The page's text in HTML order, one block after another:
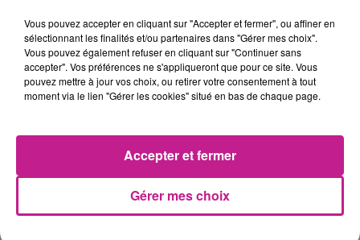
DAVID GUETTA
Save Me Tonight
MUSE
Nightshift Superstar
GIMS
Emprise
17h03
17h03
Color Gitano
17h00
17h00
RIVIERA
She Doesn't Mind
16h56
16h56
Obsessione
Vous pouvez accepter en cliquant sur "Accepter et fermer", ou affiner en
sélectionnant les finalités et/ou partenaires dans "Gérer mes choix".
Vous pouvez également refuser en cliquant sur "Continuer sans
accepter". Vos préférences ne s'appliqueront que pour ce site. Vous
pouvez mettre à jour vos choix, ou retirer votre consentement à tout
moment via le lien "Gérer les cookies" situé en bas de chaque page.
Gérer mes choix
Accepter et fermer